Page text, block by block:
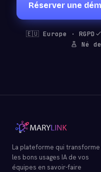
Réserver une
🇪🇺 Europe · RGPD
Né
La plateforme qui transforme
les bons usages IA de vos
équipes en savoir-faire